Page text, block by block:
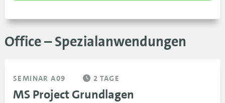
Office – Spezialanwendungen
SEMINAR A09 2 TAGE
MS Project Grundlagen